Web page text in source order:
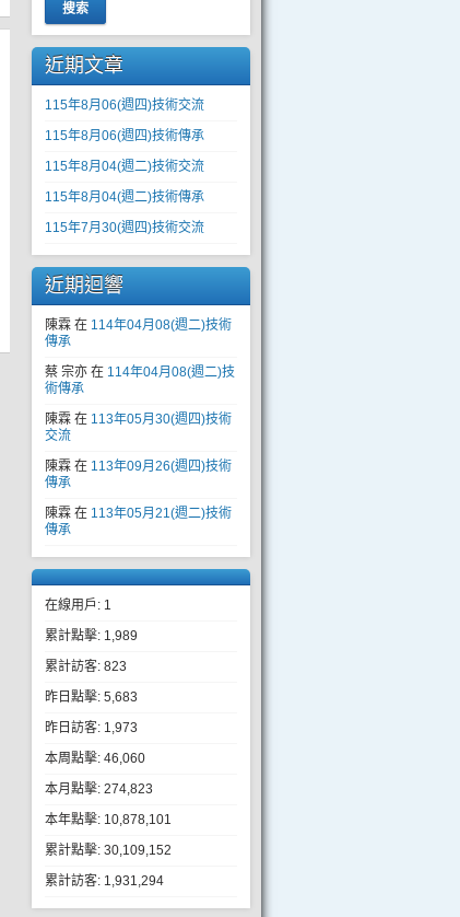
搜索
近期文章
115年8月06(週四)技術交流
115年8月06(週四)技術傳承
115年8月04(週二)技術交流
115年8月04(週二)技術傳承
115年7月30(週四)技術交流
近期迴響
陳霖 在 114年04月08(週二)技術
傳承
蔡 宗亦 在 114年04月08(週二)技
術傳承
陳霖 在 113年05月30(週四)技術
交流
陳霖 在 113年09月26(週四)技術
傳承
陳霖 在 113年05月21(週二)技術
傳承
在線用戶: 1
累計點擊: 1,989
累計訪客: 823
昨日點擊: 5,683
昨日訪客: 1,973
本周點擊: 46,060
本月點擊: 274,823
本年點擊: 10,878,101
累計點擊: 30,109,152
累計訪客: 1,931,294